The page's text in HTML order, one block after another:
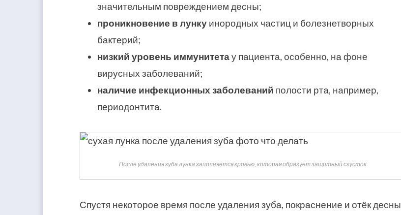
значительным повреждением десны;
проникновение в лунку инородных частиц и болезнетворных
бактерий;
низкий уровень иммунитетау пациента, особенно, на фоне
вирусных заболеваний;
наличие инфекционных заболеваний полости рта, например,
периодонтита.
После удаления зуба лунка заполняется кровью, которая образует защитный сгусток
Спустя некоторое время после удаления зуба, покраснение и отёк десны